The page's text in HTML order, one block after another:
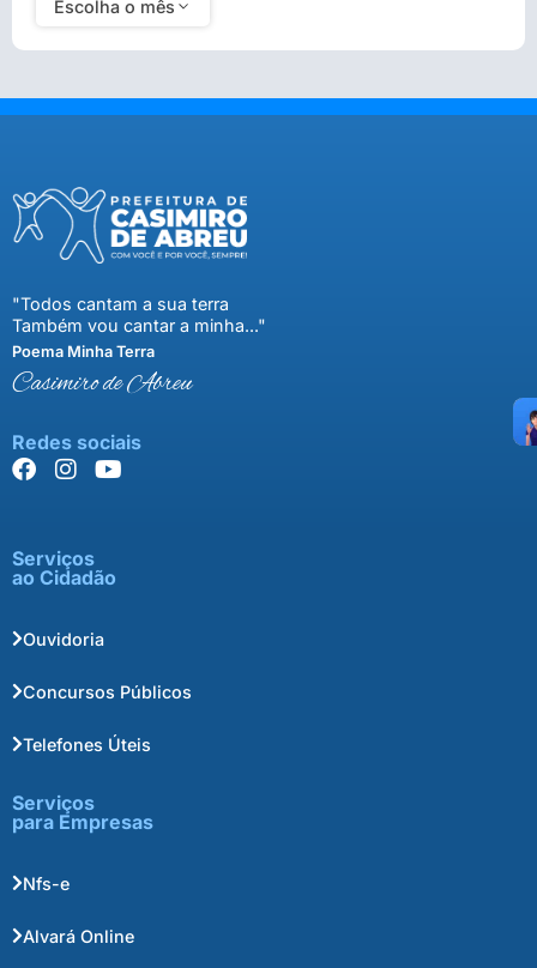
Escolha o mês
"Todos cantam a sua terra
Também vou cantar a minha..."
Poema Minha Terra
Casimiro de Abreu
Redes sociais
Serviços
ao Cidadão
Ouvidoria
Concursos Públicos
Telefones Úteis
Serviços
para Empresas
Nfs-e
Alvará Online